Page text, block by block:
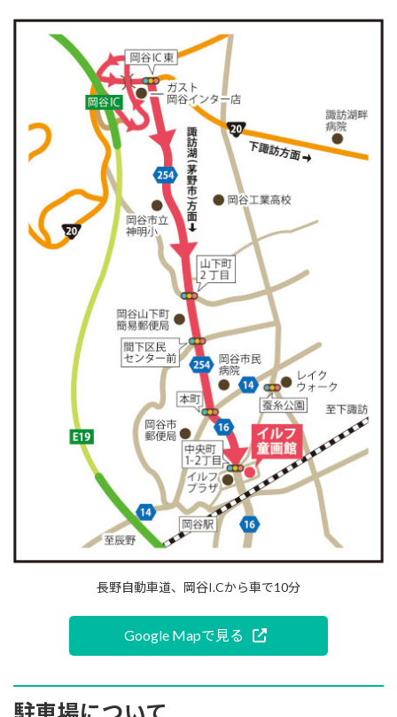
長野自動車道、岡谷I.Cから車で10分
Google Mapで見る